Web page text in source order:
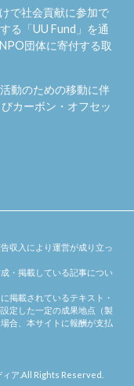
で社会貢献に参加で
る「UU Fund 」を通
団体に寄付する取
動のための移動に伴
カーボン・オフセッ
収入により運営が成り立っ
・掲載している記事につい
掲載されているテキスト・
定した一定の成果地点（製
合、本サイトに報酬が支払
ア .All Rights Reserved.